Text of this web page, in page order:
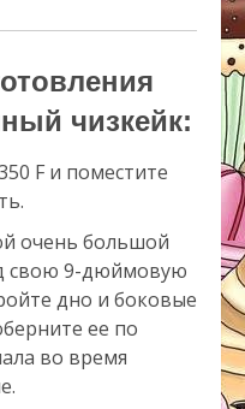
чизкейк:
F и поместите
очень большой
свою 9-дюймовую
дно и боковые
ее по
во время